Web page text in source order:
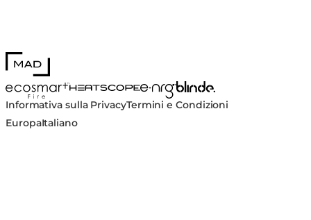
MAD Design
EcoSmart FireHEATSCOPE® Heaters
e-NRG Bioethanol
Blinde Design
Informativa sulla PrivacyTermini e Condizioni
EuropaItaliano